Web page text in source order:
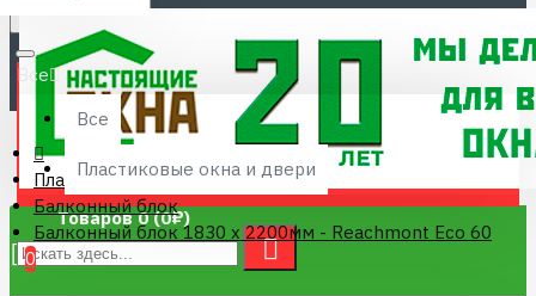
8 (4832) 68-12-21
Товаров 0 (0₽)
0
Все
Все
Пластиковые окна и двери
Пластиковые окна и двери
Балконный блок
Балконный блок 1830 х 2200мм - Reachmont Eco 60